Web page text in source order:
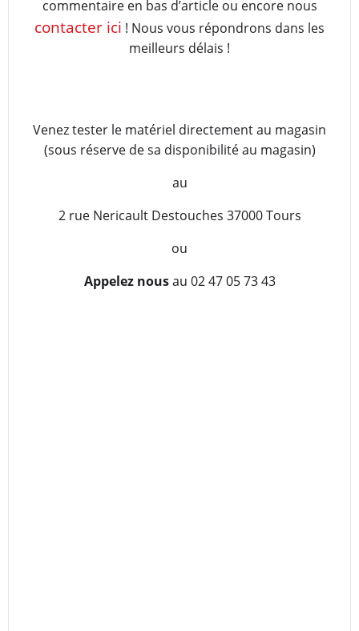
commentaire en bas d’article ou encore nous
contacter ici ! Nous vous répondrons dans les
meilleurs délais !
Venez tester le matériel directement au magasin
(sous réserve de sa disponibilité au magasin)
au
2 rue Nericault Destouches 37000 Tours
ou
Appelez nousau 02 47 05 73 43